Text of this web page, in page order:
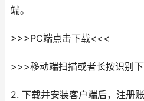
端。
>>>PC端点击下载<<<
>>>移动端扫描或者长按识别
2. 下载并安装客户端后，注册